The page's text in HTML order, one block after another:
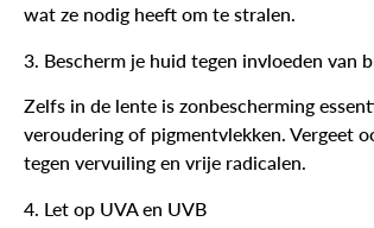
wat ze nodig heeft om te stralen.
3. Bescherm je huid tegen invloeden van
Zelfs in de lente is zonbescherming
veroudering of pigmentvlekken. Vergeet
tegen vervuiling en vrije radicalen.
4. Let op UVA en UVB